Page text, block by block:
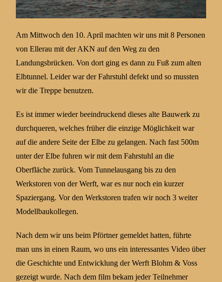
Am Mittwoch den 10. April machten wir uns mit 8 Personen
von Ellerau mit der AKN auf den Weg zu den
Landungsbrücken. Von dort ging es dann zu Fuß zum alten
Elbtunnel. Leider war der Fahrstuhl defekt und so mussten
wir die Treppe benutzen.
Es ist immer wieder beeindruckend dieses alte Bauwerk zu
durchqueren, welches früher die einzige Möglichkeit war
auf die andere Seite der Elbe zu gelangen. Nach fast 500m
unter der Elbe fuhren wir mit dem Fahrstuhl an die
Oberfläche zurück. Vom Tunnelausgang bis zu den
Werkstoren von der Werft, war es nur noch ein kurzer
Spaziergang. Vor den Werkstoren trafen wir noch 3 weiter
Modellbaukollegen.
Nach dem wir uns beim Pförtner gemeldet hatten, führte
man uns in einen Raum, wo uns ein interessantes Video über
die Geschichte und Entwicklung der Werft Blohm & Voss
gezeigt wurde. Nach dem film bekam jeder Teilnehmer